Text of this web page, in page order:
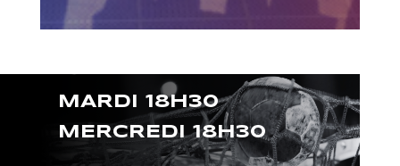
MARDI 18H30
MERCREDI 18H30